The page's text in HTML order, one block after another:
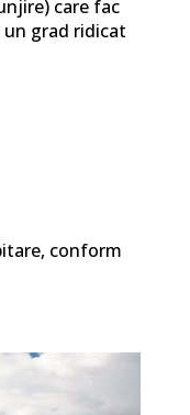
care fac
un grad ridicat
conform